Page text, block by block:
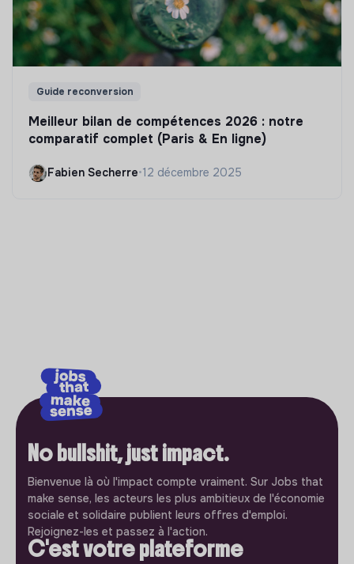
Guide reconversion
Meilleur bilan de compétences 2026 : notre
comparatif complet (Paris & En ligne)
Fabien Secherre•12 décembre 2025
No bullshit, just impact.
Bienvenue là où l'impact compte vraiment. Sur Jobs that
make sense, les acteurs les plus ambitieux de l'économie
sociale et solidaire publient leurs offres d'emploi.
Rejoignez-les et passez à l'action.
C'est votre plateforme